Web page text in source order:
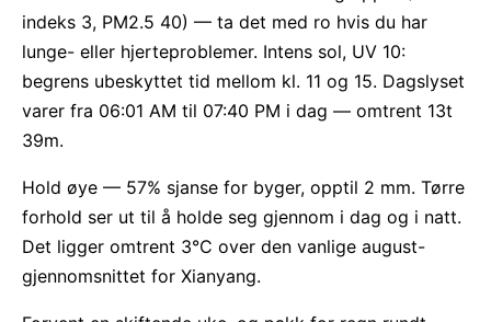
indeks 3, PM2.5 40) — ta det med ro hvis du har
lunge- eller hjerteproblemer. Intens sol, UV 10:
begrens ubeskyttet tid mellom kl. 11 og 15. Dagslyset
varer fra 06:01 AM til 07:40 PM i dag — omtrent 13t
39m.
Hold øye — 57% sjanse for byger, opptil 2 mm. Tørre
forhold ser ut til å holde seg gjennom i dag og i natt.
Det ligger omtrent 3°C over den vanlige august-
gjennomsnittet for Xianyang.